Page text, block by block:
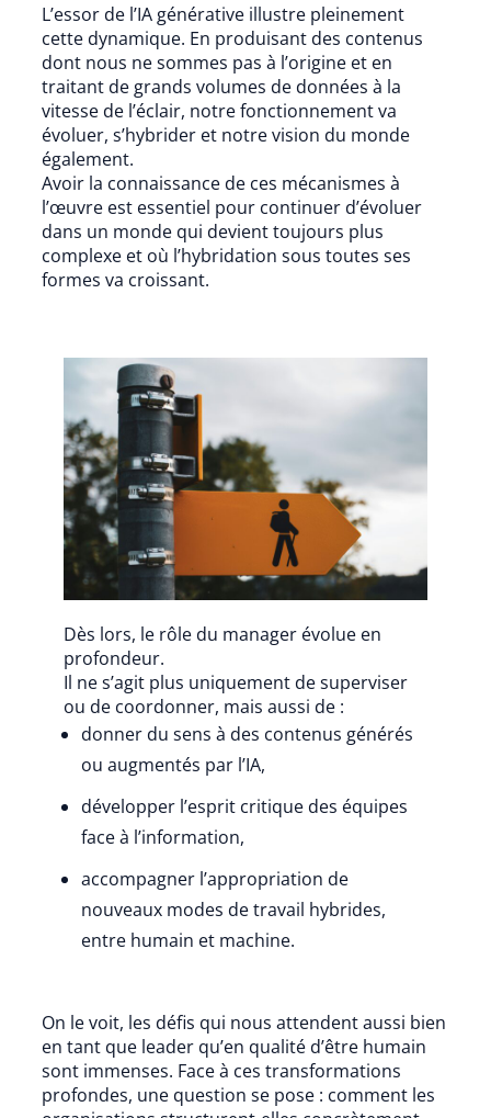
L’essor de l’IA générative illustre pleinement
cette dynamique. En produisant des contenus
dont nous ne sommes pas à l’origine et en
traitant de grands volumes de données à la
vitesse de l’éclair, notre fonctionnement va
évoluer, s’hybrider et notre vision du monde
également.
Avoir la connaissance de ces mécanismes à
l’œuvre est essentiel pour continuer d’évoluer
dans un monde qui devient toujours plus
complexe et où l’hybridation sous toutes ses
formes va croissant.
Dès lors, le rôle du manager évolue en
profondeur.
Il ne s’agit plus uniquement de superviser
ou de coordonner, mais aussi de :
donner du sens à des contenus générés
ou augmentés par l’IA,
développer l’esprit critique des équipes
face à l’information,
accompagner l’appropriation de
nouveaux modes de travail hybrides,
entre humain et machine.
On le voit, les défis qui nous attendent aussi bien
en tant que leader qu’en qualité d’être humain
sont immenses. Face à ces transformations
profondes, une question se pose : comment les